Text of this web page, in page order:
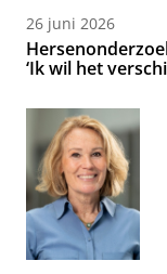
26 juni 2026
‘Ik wil het